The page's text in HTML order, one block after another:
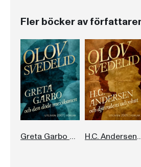
Fler böcker av
Greta Garbo och den döde mexikanen H.C. Andersen